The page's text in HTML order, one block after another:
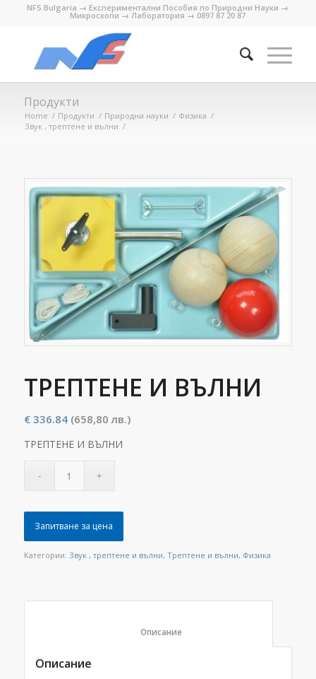
NFS Bulgaria → Експериментални Пособия по Природни Науки →
Микроскопи → Лаборатория → 0897 87 20 87
Продукти
Home / Продукти / Природни науки / Физика /
Звук , трептене и вълни /
ТРЕПТЕНЕ И ВЪЛНИ
€336.84 (658,80 лв.)
ТРЕПТЕНЕ И ВЪЛНИ
Запитване за цена
Категории: Звук , трептене и вълни, Трептене и вълни, Физика
						Описание
Описание